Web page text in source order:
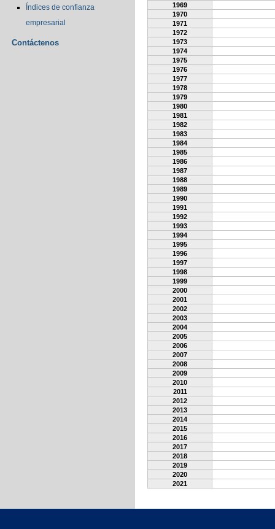
Índices de confianza
empresarial
Contáctenos
1969
1970
1971
1972
1973
1974
1975
1976
1977
1978
1979
1980
1981
1982
1983
1984
1985
1986
1987
1988
1989
1990
1991
1992
1993
1994
1995
1996
1997
1998
1999
2000
2001
2002
2003
2004
2005
2006
2007
2008
2009
2010
2011
2012
2013
2014
2015
2016
2017
2018
2019
2020
2021